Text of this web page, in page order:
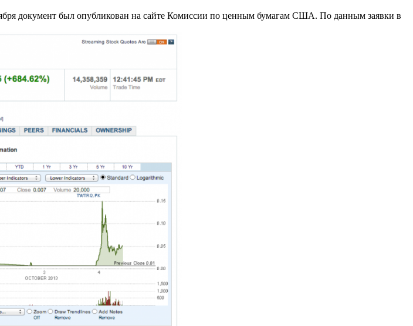
документ был опубликован на сайте Комиссии по ценным бумагам США. По данным заявки в